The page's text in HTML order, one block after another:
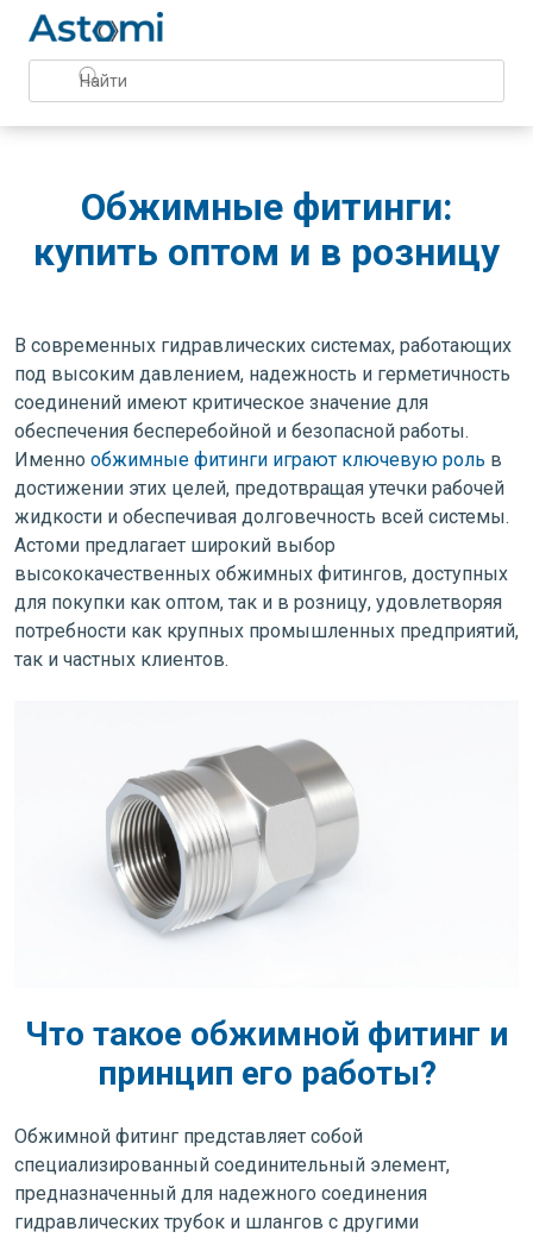
Обжимные фитинги:
купить оптом и в розницу
В современных гидравлических системах, работающих
под высоким давлением, надежность и герметичность
соединений имеют критическое значение для
обеспечения бесперебойной и безопасной работы.
Именно обжимные фитинги играют ключевую роль в
достижении этих целей, предотвращая утечки рабочей
жидкости и обеспечивая долговечность всей системы.
Астоми предлагает широкий выбор
высококачественных обжимных фитингов, доступных
для покупки как оптом, так и в розницу, удовлетворяя
потребности как крупных промышленных предприятий,
так и частных клиентов.
Что такое обжимной фитинг и
принцип его работы?
Обжимной фитинг представляет собой
специализированный соединительный элемент,
предназначенный для надежного соединения
гидравлических трубок и шлангов с другими